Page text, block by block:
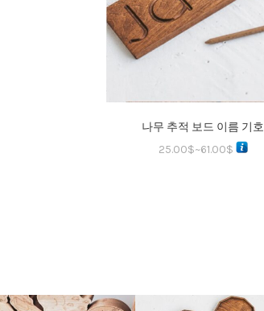
나무 추적 보드 이름 기호
25.00$~61.00$